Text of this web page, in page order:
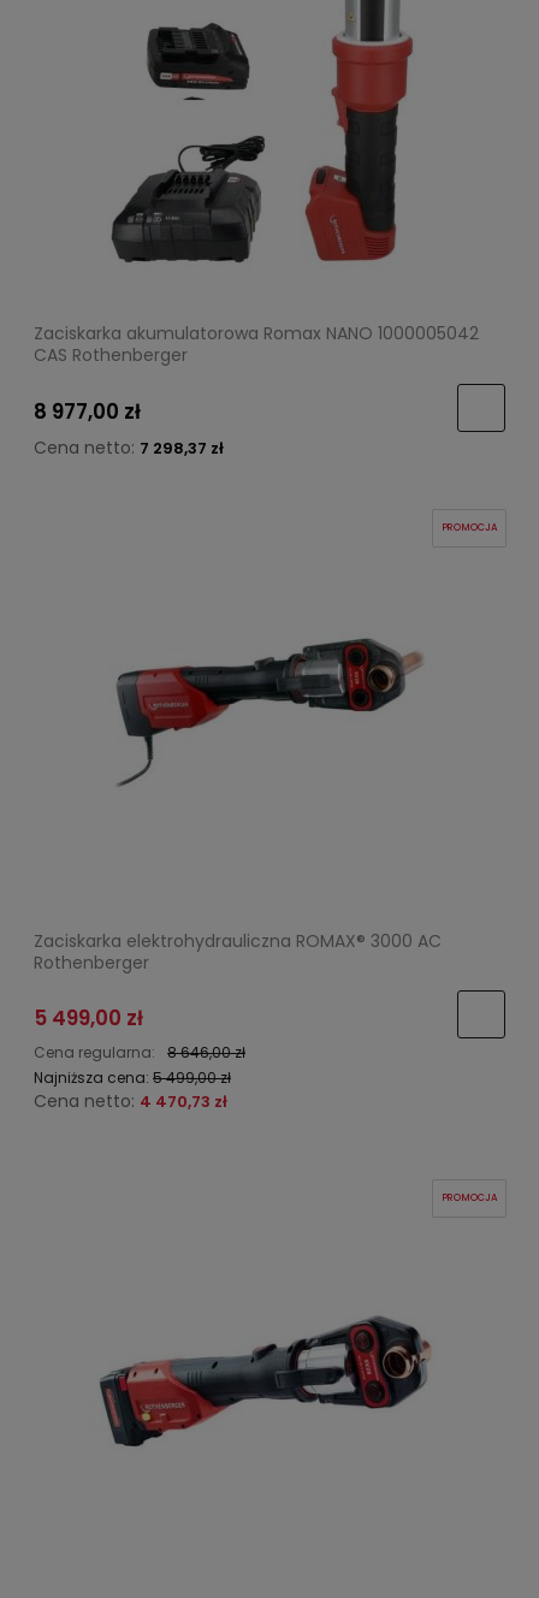
Zaciskarka akumulatorowa Romax NANO 1000005042
CAS Rothenberger
8 977,00 zł
Cena netto: 7 298,37 zł
Zaciskarka elektrohydrauliczna ROMAX® 3000 AC
Rothenberger
5 499,00 zł
Cena regularna:
8 646,00 zł
Najniższa cena: 5 499,00 zł
Cena netto: 4 470,73 zł
PROMOCJA
PROMOCJA